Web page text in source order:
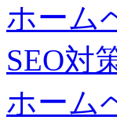
ホーム
SEO対
ホーム